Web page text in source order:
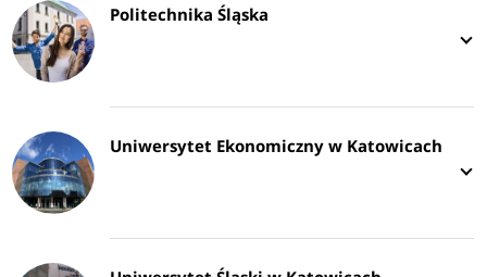
Politechnika Śląska
Uniwersytet Ekonomiczny w Katowicach